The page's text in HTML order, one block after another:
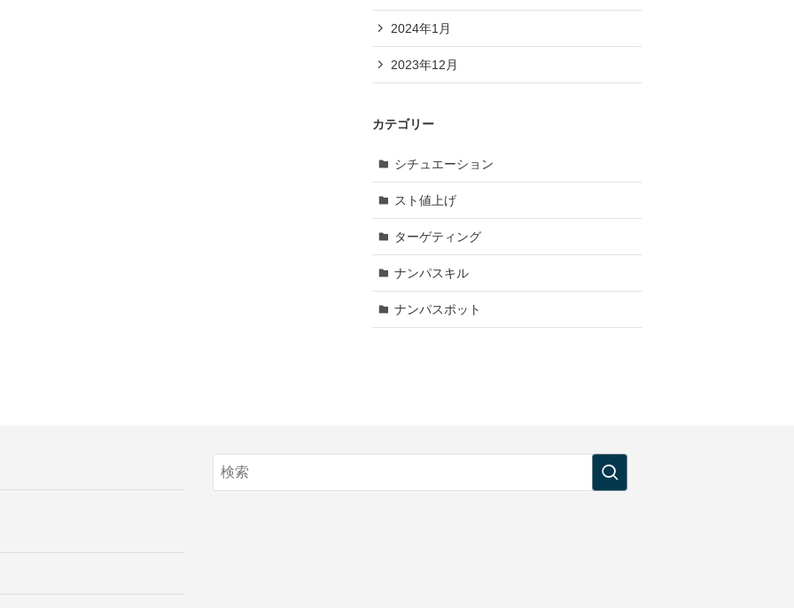
2024年1月
2023年12月
カテゴリー
シチュエーション
スト値上げ
ターゲティング
ナンパスキル
ナンパスポット